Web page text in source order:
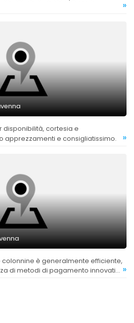
»
apprezzamenti e consigliatissimo.
»
di metodi di pagamento innovativi »